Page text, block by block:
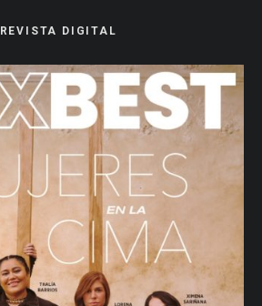
REVISTA DIGITAL